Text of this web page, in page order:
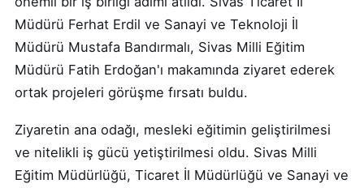
Müdürü Ferhat Erdil ve Sanayi ve Teknoloji İl
Müdürü Mustafa Bandırmalı, Sivas Milli Eğitim
Müdürü Fatih Erdoğan'ı makamında ziyaret ederek
ortak projeleri görüşme fırsatı buldu.
Ziyaretin ana odağı, mesleki eğitimin geliştirilmesi
ve nitelikli iş gücü yetiştirilmesi oldu. Sivas Milli
Eğitim Müdürlüğü, Ticaret İl Müdürlüğü ve Sanayi ve